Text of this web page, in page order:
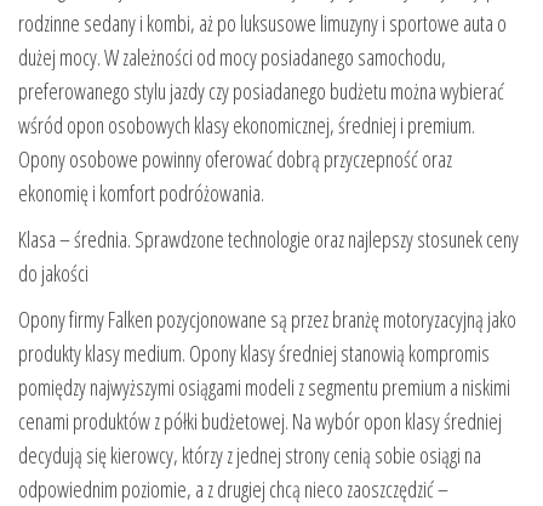
rodzinne sedany i kombi, aż po luksusowe limuzyny i sportowe auta o
dużej mocy. W zależności od mocy posiadanego samochodu,
preferowanego stylu jazdy czy posiadanego budżetu można wybierać
wśród opon osobowych klasy ekonomicznej, średniej i premium.
Opony osobowe powinny oferować dobrą przyczepność oraz
ekonomię i komfort podróżowania.
Klasa – średnia. Sprawdzone technologie oraz najlepszy stosunek ceny
do jakości
Opony firmy Falken pozycjonowane są przez branżę motoryzacyjną jako
produkty klasy medium. Opony klasy średniej stanowią kompromis
pomiędzy najwyższymi osiągami modeli z segmentu premium a niskimi
cenami produktów z półki budżetowej. Na wybór opon klasy średniej
decydują się kierowcy, którzy z jednej strony cenią sobie osiągi na
odpowiednim poziomie, a z drugiej chcą nieco zaoszczędzić –